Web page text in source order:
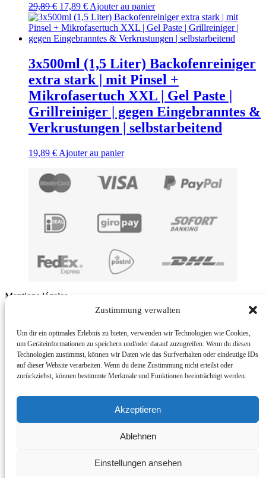
Zustimmung verwalten
Um dir ein optimales Erlebnis zu bieten, verwenden wir Technologien wie Cookies,
um Geräteinformationen zu speichern und/oder darauf zuzugreifen. Wenn du diesen
Technologien zustimmst, können wir Daten wie das Surfverhalten oder eindeutige IDs
auf dieser Website verarbeiten. Wenn du deine Zustimmung nicht erteilst oder
zurückziehst, können bestimmte Merkmale und Funktionen beeinträchtigt werden.
Akzeptieren
Ablehnen
Einstellungen ansehen
29,89€ Le
prix
initial
était :
17,89 €Le
prix
actuel
est :
Ajouter au panier
3x500ml (1,5 Liter) Backofenreiniger
extra stark | mit Pinsel +
Mikrofasertuch XXL | Gel Paste |
Grillreiniger | gegen Eingebranntes &
Verkrustungen | selbstarbeitend
19,89 € Ajouter au panier
Mentions légales
BMUT UG (haftungsbeschränkt) | An der Kolonnade 11 | 10117
E-Mail: info@bmut.de
Politique de retour
– Réalisé avec theThème Customizr